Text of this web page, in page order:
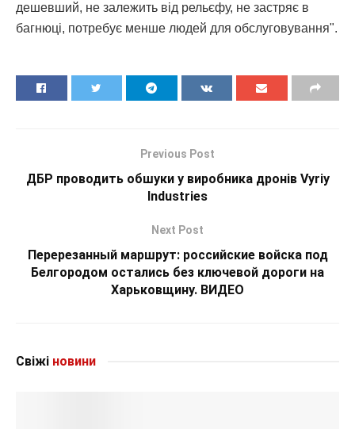
дешевший, не залежить від рельєфу, не застряє в
багнюці, потребує менше людей для обслуговування".
Previous Post
ДБР проводить обшуки у виробника дронів Vyriy
Industries
Next Post
Перерезанный маршрут: российские войска под
Белгородом остались без ключевой дороги на
Харьковщину. ВИДЕО
Свіжі новини